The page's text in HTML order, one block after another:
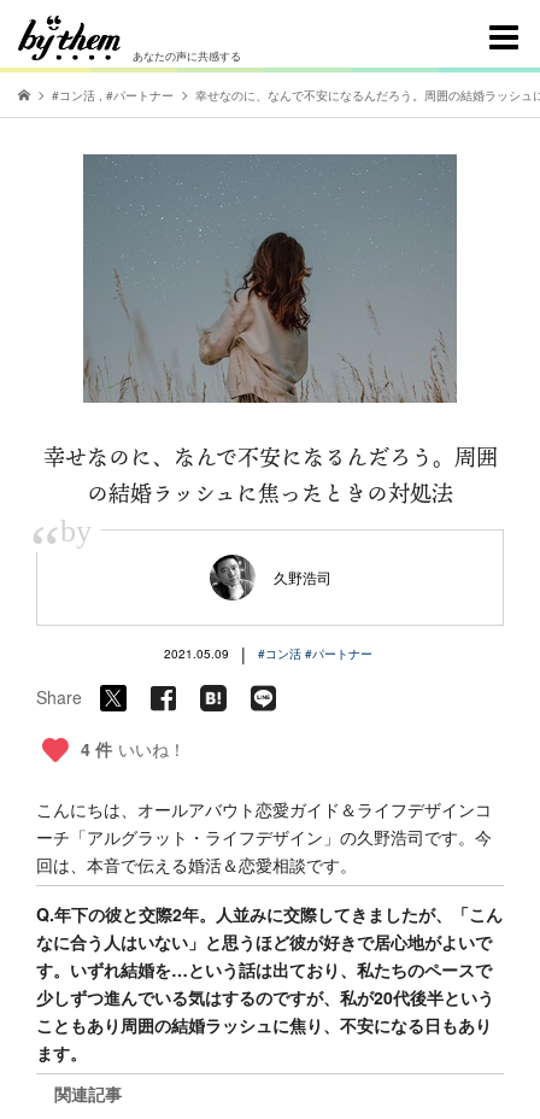
あなたの声に共感する
#コン活 , #パートナー 幸せなのに、なんで不安になるんだろう。周囲の結婚ラッシュ
幸せなのに、なんで不安になるんだろう。周囲
の結婚ラッシュに焦ったときの対処法
“by
久野浩司
2021.05.09 | #コン活 #パートナー
Share
4 件 いいね！
こんにちは、オールアバウト恋愛ガイド＆ライフデザインコ
ーチ「アルグラット ・ライフデザイン」の久野浩司です。今
回は、本音で伝える婚活＆恋愛相談です。
Q.年下の彼と交際2年。人並みに交際してきましたが、「こん
なに合う人はいない」と思うほど彼が好きで居心地がよいで
す。いずれ結婚を…という話は出ており、私たちのペースで
少しずつ進んでいる気はするのですが、私が20代後半という
こともあり周囲の結婚ラッシュに焦り、不安になる日もあり
ます。
関連記事